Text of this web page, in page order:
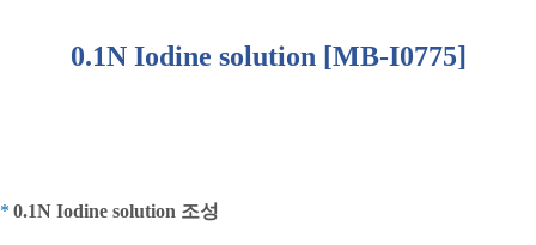
0.1N Iodine solution [MB-I0775]
* 0.1N Iodine solution 조성